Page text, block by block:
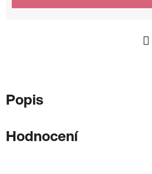
Popis
Hodnocení